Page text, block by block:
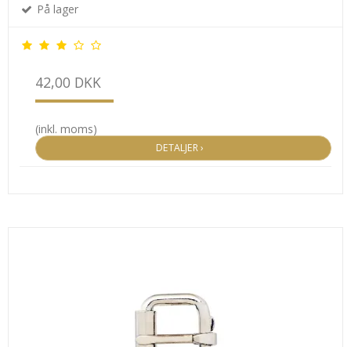
På lager
42,00 DKK
(inkl. moms)
DETALJER ›